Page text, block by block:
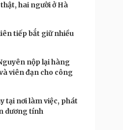
hai người ở Hà
tiếp bắt giữ nhiều
nộp lại hàng
viên đạn cho công
tại nơi làm việc, phát
dương tính